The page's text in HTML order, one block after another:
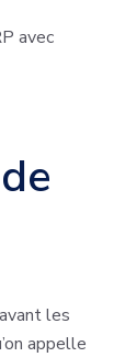
avec
les
appelle